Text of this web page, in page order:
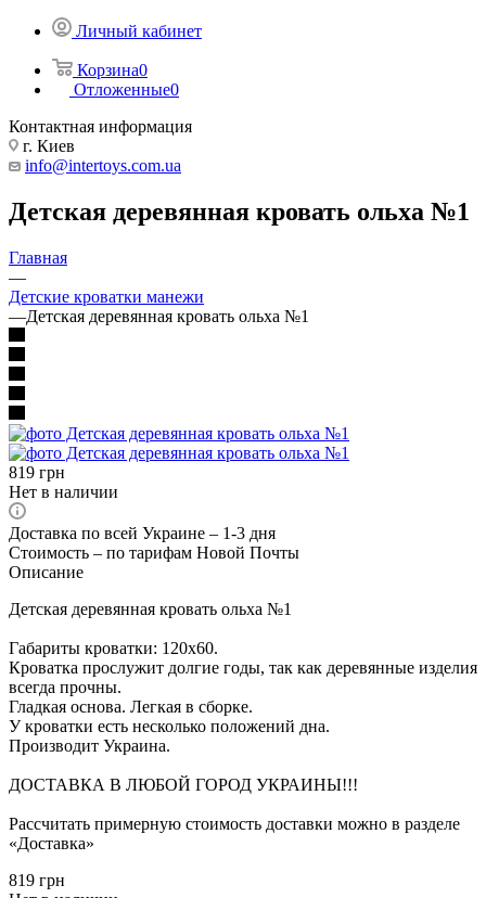
Личный кабинет
Корзина0
Отложенные0
Контактная информация
г. Киев
info@intertoys.com.ua
Детская деревянная кровать ольха №1
Главная
—
Детские кроватки манежи
—Детская деревянная кровать ольха №1
819 грн
Нет в наличии
Доставка по всей Украине – 1-3 дня
Стоимость – по тарифам Новой Почты
Описание
Детская деревянная кровать ольха №1
Габариты кроватки: 120х60.
Кроватка прослужит долгие годы, так как деревянные изделия
всегда прочны.
Гладкая основа. Легкая в сборке.
У кроватки есть несколько положений дна.
Производит Украина.
ДОСТАВКА В ЛЮБОЙ ГОРОД УКРАИНЫ!!!
Рассчитать примерную стоимость доставки можно в разделе
«Доставка»
819 грн